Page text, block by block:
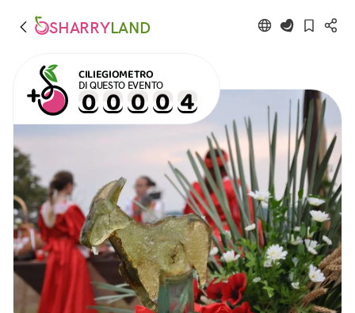
SHARRYLAND
CILIEGIOMETRO
DI QUESTO EVENTO